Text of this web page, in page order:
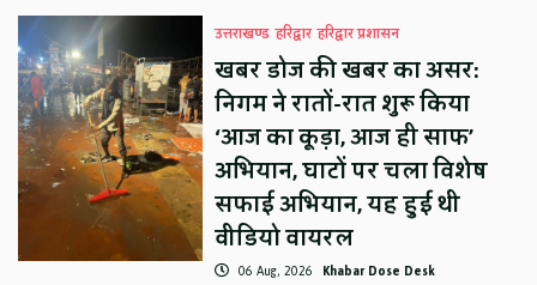
उत्तराखण्ड हरिद्वार हरिद्वार प्रशासन
खबर डोज की खबर का असर:
निगम ने रातों-रात शुरू किया
‘आज का कूड़ा, आज ही साफ’
अभियान, घाटों पर चला विशेष
सफाई अभियान, यह हुई थी
वीडियो वायरल
06 Aug, 2026 Khabar Dose Desk